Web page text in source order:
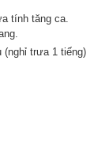
tính tăng ca.
trưa 1 tiếng)